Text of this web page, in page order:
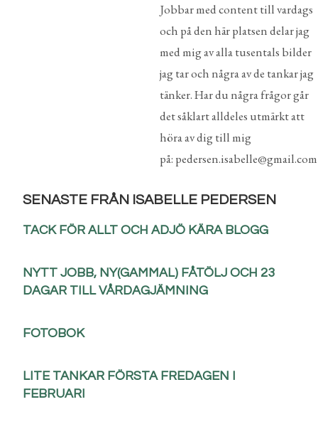
Jobbar med content till vardags
och på den här platsen delar jag
med mig av alla tusentals bilder
jag tar och några av de tankar jag
tänker. Har du några frågor går
det såklart alldeles utmärkt att
höra av dig till mig
på: pedersen.isabelle@gmail.com
SENASTE FRÅN ISABELLE PEDERSEN
TACK FÖR ALLT OCH ADJÖ KÄRA BLOGG
NYTT JOBB, NY(GAMMAL) FÅTÖLJ OCH 23
DAGAR TILL VÅRDAGJÄMNING
FOTOBOK
LITE TANKAR FÖRSTA FREDAGEN I
FEBRUARI